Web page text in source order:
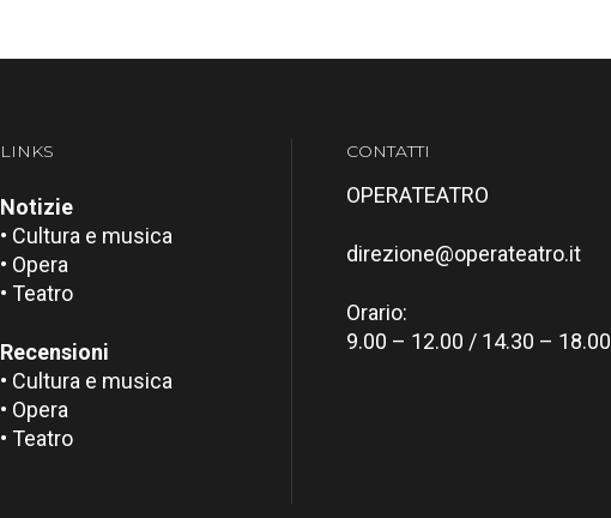
LINKS
Notizie
• Cultura e musica
• Opera
• Teatro
Recensioni
• Cultura e musica
• Opera
• Teatro
CONTATTI
OPERATEATRO
direzione@operateatro.it
Orario:
9.00 – 12.00 / 14.30 – 18.00